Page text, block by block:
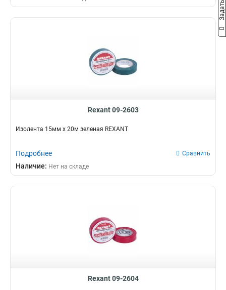
Rexant 09-2603
Изолента 15мм х 20м зеленая REXANT
Подробнее Сравнить
Наличие: Нет на складе
Rexant 09-2604